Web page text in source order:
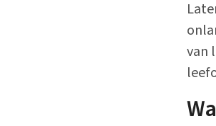
van